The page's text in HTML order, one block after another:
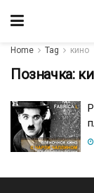
Home Tag кино
Позначка: